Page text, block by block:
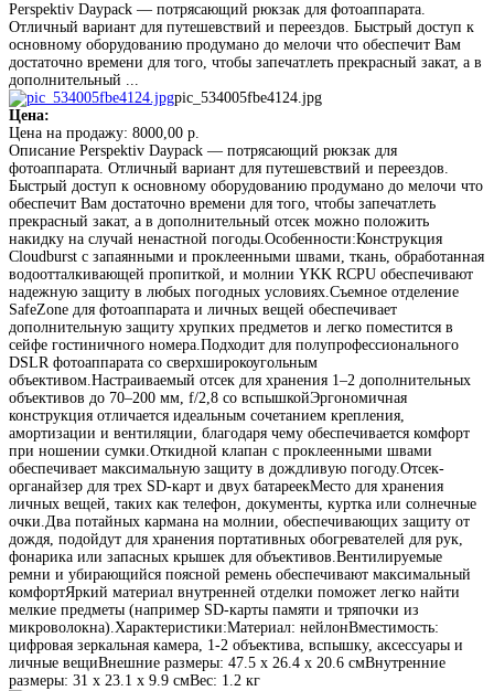
Perspektiv Daypack — потрясающий рюкзак для фотоаппарата.
Отличный вариант для путешевствий и переездов. Быстрый доступ к
основному оборудованию продумано до мелочи что обеспечит Вам
достаточно времени для того, чтобы запечатлеть прекрасный закат, а в
дополнительный ...
pic_534005fbe4124.jpg
Цена:
Цена на продажу: 8000,00 р.
Описание Perspektiv Daypack — потрясающий рюкзак для
фотоаппарата. Отличный вариант для путешевствий и переездов.
Быстрый доступ к основному оборудованию продумано до мелочи что
обеспечит Вам достаточно времени для того, чтобы запечатлеть
прекрасный закат, а в дополнительный отсек можно положить
накидку на случай ненастной погоды.Особенности:Конструкция
Cloudburst с запаянными и проклеенными швами, ткань, обработанная
водоотталкивающей пропиткой, и молнии YKK RCPU обеспечивают
надежную защиту в любых погодных условиях.Съемное отделение
SafeZone для фотоаппарата и личных вещей обеспечивает
дополнительную защиту хрупких предметов и легко поместится в
сейфе гостиничного номера.Подходит для полупрофессионального
DSLR фотоаппарата со сверхширокоугольным
объективом.Настраиваемый отсек для хранения 1–2 дополнительных
объективов до 70–200 мм, f/2,8 со вспышкойЭргономичная
конструкция отличается идеальным сочетанием крепления,
амортизации и вентиляции, благодаря чему обеспечивается комфорт
при ношении сумки.Откидной клапан с проклеенными швами
обеспечивает максимальную защиту в дождливую погоду.Отсек-
органайзер для трех SD-карт и двух батареекМесто для хранения
личных вещей, таких как телефон, документы, куртка или солнечные
очки.Два потайных кармана на молнии, обеспечивающих защиту от
дождя, подойдут для хранения портативных обогревателей для рук,
фонарика или запасных крышек для объективов.Вентилируемые
ремни и убирающийся поясной ремень обеспечивают максимальный
комфортЯркий материал внутренней отделки поможет легко найти
мелкие предметы (например SD-карты памяти и тряпочки из
микроволокна).Характеристики:Материал: нейлонВместимость:
цифровая зеркальная камера, 1-2 объектива, вспышку, аксессуары и
личные вещиВнешние размеры: 47.5 x 26.4 x 20.6 смВнутренние
размеры: 31 х 23.1 х 9.9 смВес: 1.2 кг